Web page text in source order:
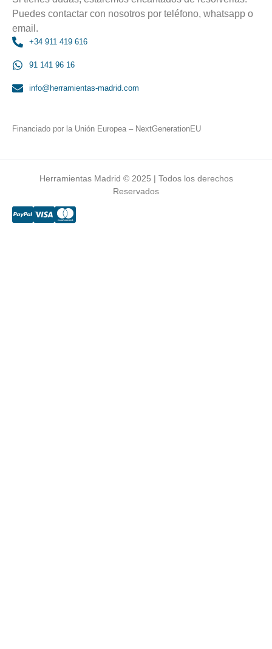
Puedes contactar con nosotros por teléfono, whatsapp o
email.
+34 911 419 616
91 141 96 16
info@herramientas-madrid.com
Financiado por la Unión Europea – NextGenerationEU
Herramientas Madrid © 2025 | Todos los derechos
Reservados